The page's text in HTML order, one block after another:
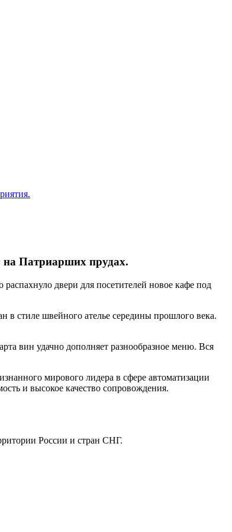
на Патриарших прудах.
двери для посетителей новое кафе под
в стиле швейного ателье середины прошлого века.
вин удачно дополняет разнообразное меню. Вся
мирового лидера в сфере автоматизации
и высокое качество сопровождения.
России и стран СНГ.